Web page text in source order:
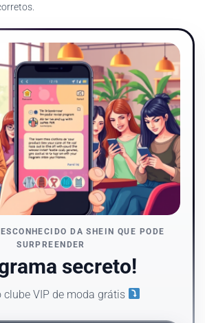
DA SHEIN QUE PODE
SURPREENDER
secreto!
clube VIP de moda grátis